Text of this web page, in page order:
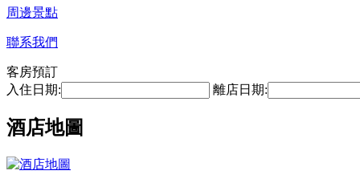
周邊景點
聯系我們
客房預訂
入住日期:
離店日期:
酒店地圖